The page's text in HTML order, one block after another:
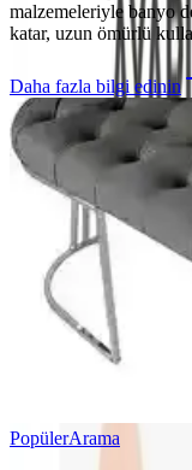
malzemeleriyle banyo
katar, uzun ömürlü
Daha fazla bilgi edinin
PopülerArama